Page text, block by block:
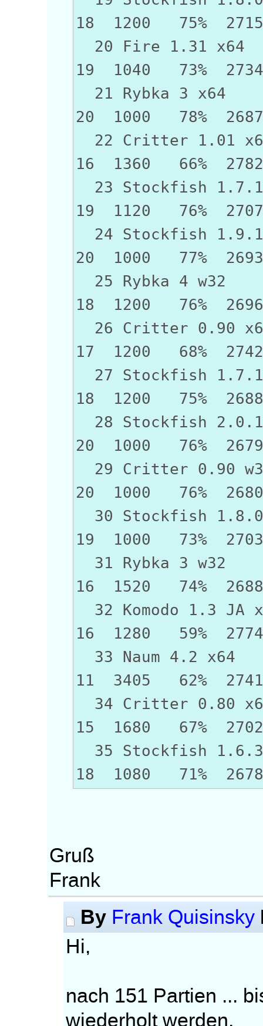
18 1200 75%
20 Fire
19 1040 73%
21 Rybka
20 1000 78%
22 Critter
16 1360 66%
23 Stockfish
19 1120 76%
24 Stockfish
20 1000 77%
25 Rybka
18 1200 76%
26 Critter
17 1200 68%
27 Stockfish
18 1200 75%
28 Stockfish
20 1000 76%
29 Critter
20 1000 76%
30 Stockfish
19 1000 73%
31 Rybka
16 1520 74%
32 Komodo
16 1280 59%
33 Naum
11 3405 62%
34 Critter
15 1680 67%
35 Stockfish
18 1080 71%
Gruß
Frank
By Frank Quisinsky
Hi,
nach 151 Partien ...
wiederholt werden.